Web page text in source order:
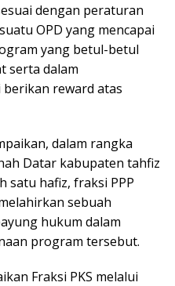
dengan peraturan
OPD yang mencapai
yang betul-betul
serta dalam
reward atas
dalam rangka
Datar kabupaten tahfiz
satu hafiz, fraksi PPP
sebuah
hukum dalam
program tersebut.
Fraksi PKS melalui